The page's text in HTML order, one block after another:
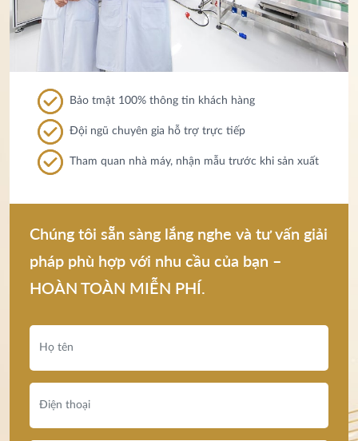
Bảo tmật 100% thông tin khách hàng
Đội ngũ chuyên gia hỗ trợ trực tiếp
Tham quan nhà máy, nhận mẫu trước khi sản xuất
Chúng tôi sẵn sàng lắng nghe và tư vấn giải
pháp phù hợp với nhu cầu của bạn –
HOÀN TOÀN MIỄN PHÍ.